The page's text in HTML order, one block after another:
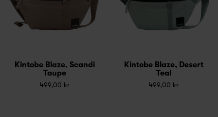
Kintobe Blaze, Scandi
Taupe
499,00 kr
Kintobe Blaze, Desert
Teal
499,00 kr